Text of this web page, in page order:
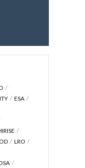
ESA
LRO